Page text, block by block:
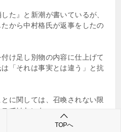
た』と新潮が書いているが、
から中村格氏が返事をしたの
け足し別物の内容に仕上げて
「それは事実とは違う」と抗
に関しては、召喚されない限
ではないか。
TOPへ